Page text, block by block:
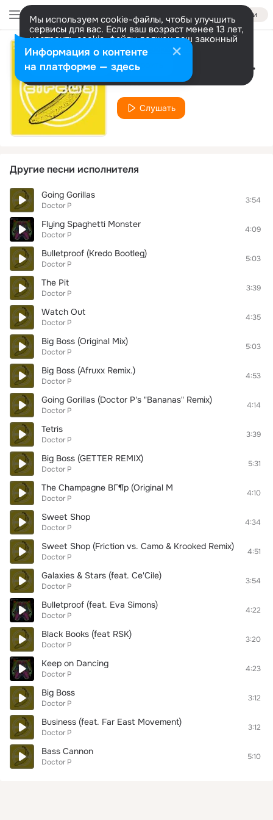
Войти
Мы используем cookie-файлы, чтобы улучшить
сервисы для вас. Если ваш возраст менее 13 лет,
настроить cookie-файлы должен ваш законный
представитель. Больше информации
Разрешить все Настроить Tetris (Extended Edit)
Doctor P
Слушать
Другие песни исполнителя
Going Gorillas
Doctor P
3:54
Flying Spaghetti Monster
Doctor P
4:09
Bulletproof (Kredo Bootleg)
Doctor P
5:03
The Pit
Doctor P
3:39
Watch Out
Doctor P
4:35
Big Boss (Original Mix)
Doctor P
5:03
Big Boss (Afruxx Remix.)
Doctor P
4:53
Going Gorillas (Doctor P's "Bananas" Remix)
Doctor P
4:14
Tetris
Doctor P
3:39
Big Boss (GETTER REMIX)
Doctor P
5:31
The Champagne BГ¶p (Original M
Doctor P
4:10
Sweet Shop
Doctor P
4:34
Sweet Shop (Friction vs. Camo & Krooked Remix)
Doctor P
4:51
Galaxies & Stars (feat. Ce'Cile)
Doctor P
3:54
Bulletproof (feat. Eva Simons)
Doctor P
4:22
Black Books (feat RSK)
Doctor P
3:20
Keep on Dancing
Doctor P
4:23
Big Boss
Doctor P
3:12
Business (feat. Far East Movement)
Doctor P
3:12
Bass Cannon
Doctor P
5:10
Информация о контенте
на платформе — здесь